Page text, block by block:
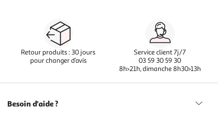
Retour produits : 30 jours
pour changer d’avis
Service client 7j/7
03 59 30 59 30
8h>21h, dimanche 8h30>13h
Besoin d'aide ?